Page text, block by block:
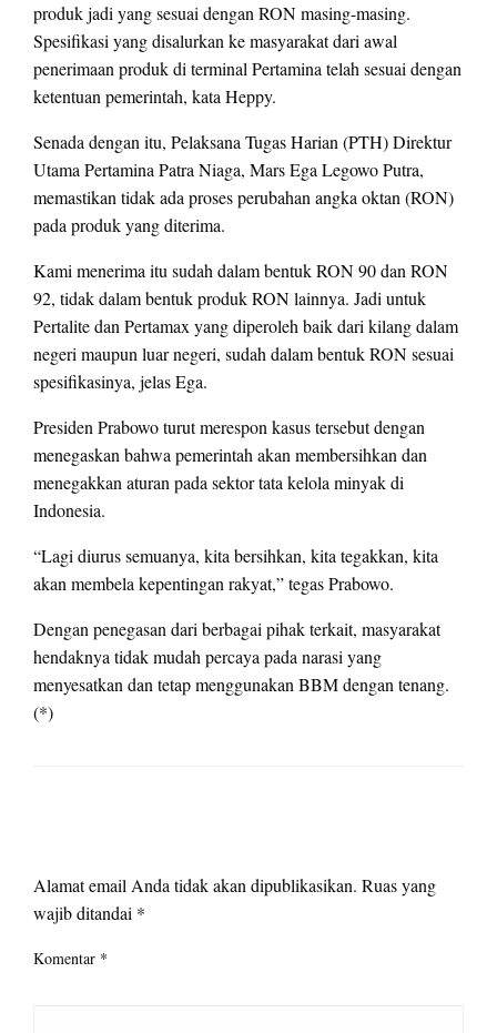
produk jadi yang sesuai dengan RON masing-masing.
Spesifikasi yang disalurkan ke masyarakat dari awal
penerimaan produk di terminal Pertamina telah sesuai dengan
ketentuan pemerintah, kata Heppy.
Senada dengan itu, Pelaksana Tugas Harian (PTH) Direktur
Utama Pertamina Patra Niaga, Mars Ega Legowo Putra,
memastikan tidak ada proses perubahan angka oktan (RON)
pada produk yang diterima.
Kami menerima itu sudah dalam bentuk RON 90 dan RON
92, tidak dalam bentuk produk RON lainnya. Jadi untuk
Pertalite dan Pertamax yang diperoleh baik dari kilang dalam
negeri maupun luar negeri, sudah dalam bentuk RON sesuai
spesifikasinya, jelas Ega.
Presiden Prabowo turut merespon kasus tersebut dengan
menegaskan bahwa pemerintah akan membersihkan dan
menegakkan aturan pada sektor tata kelola minyak di
Indonesia.
“Lagi diurus semuanya, kita bersihkan, kita tegakkan, kita
akan membela kepentingan rakyat,” tegas Prabowo.
Dengan penegasan dari berbagai pihak terkait, masyarakat
hendaknya tidak mudah percaya pada narasi yang
menyesatkan dan tetap menggunakan BBM dengan tenang.
(*)
Alamat email Anda tidak akan dipublikasikan. Ruas yang
wajib ditandai *
Komentar *